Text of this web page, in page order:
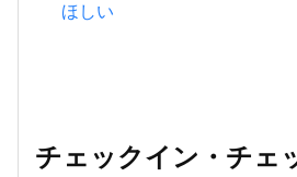
ほしい
チェックイン・チェ